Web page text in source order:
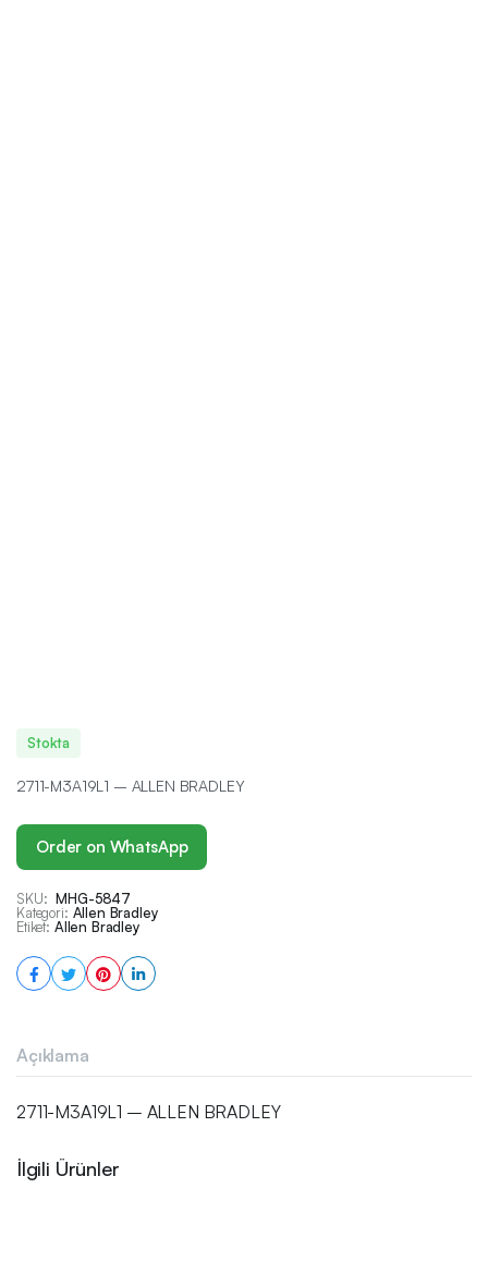
Stokta
2711-M3A19L1 – ALLEN BRADLEY
Order on WhatsApp
SKU: MHG-5847
Kategori: Allen Bradley
Etiket: Allen Bradley
Açıklama
2711-M3A19L1 – ALLEN BRADLEY
İlgili Ürünler